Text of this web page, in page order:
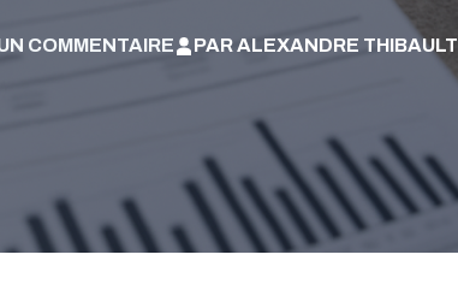
COMMENTAIRE PARALEXANDRE THIBAULT